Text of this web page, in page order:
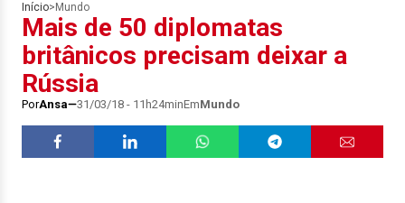
Início> Mundo
Mais de 50 diplomatas
britânicos precisam deixar a
Rússia
PorAnsa 31/03/18 - 11h24minEmMundo